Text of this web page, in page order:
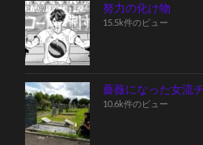
努力の化け物
15.5k件のビュー
薔薇になった女流
10.6k件のビュー